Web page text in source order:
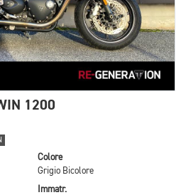
1200
Colore
Grigio Bicolore
Immatr.